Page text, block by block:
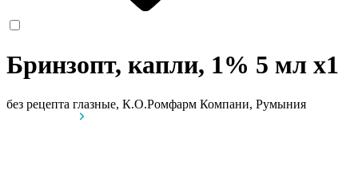
Бринзопт, капли, 1% 5 мл x1
без рецепта глазные, К.О.Ромфарм Компани, Румыния